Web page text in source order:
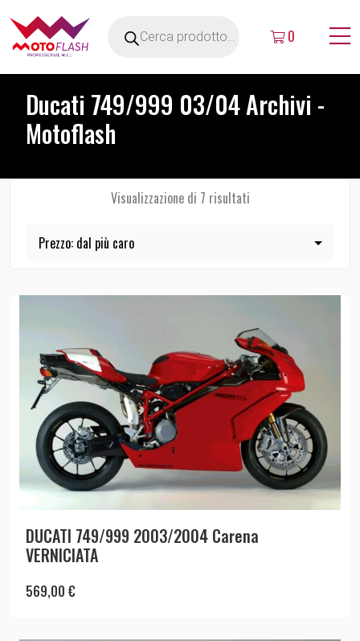
0
Ducati 749/999 03/04 Archivi -
Motoflash
Visualizzazione di 7 risultati
DUCATI 749/999 2003/2004 Carena
VERNICIATA
569,00 €